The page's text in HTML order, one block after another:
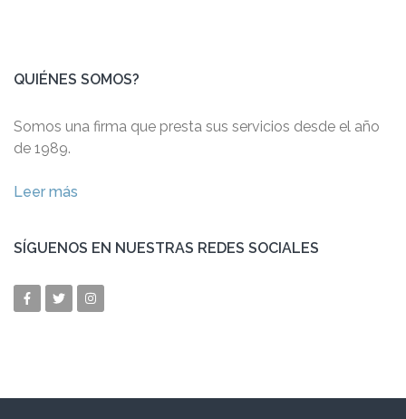
QUIÉNES SOMOS?
Somos una firma que presta sus servicios desde el año
de 1989.
Leer más
SÍGUENOS EN NUESTRAS REDES SOCIALES